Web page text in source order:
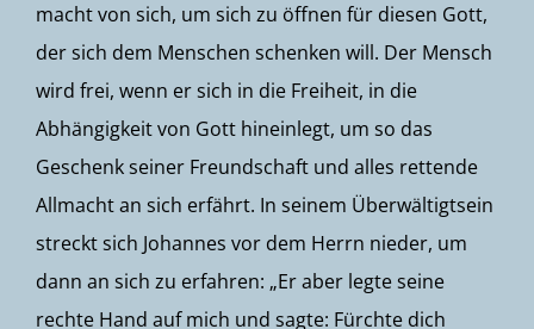
macht von sich, um sich zu öffnen für diesen Gott,
der sich dem Menschen schenken will. Der Mensch
wird frei, wenn er sich in die Freiheit, in die
Abhängigkeit von Gott hineinlegt, um so das
Geschenk seiner Freundschaft und alles rettende
Allmacht an sich erfährt. In seinem Überwältigtsein
streckt sich Johannes vor dem Herrn nieder, um
dann an sich zu erfahren: „Er aber legte seine
rechte Hand auf mich und sagte: Fürchte dich